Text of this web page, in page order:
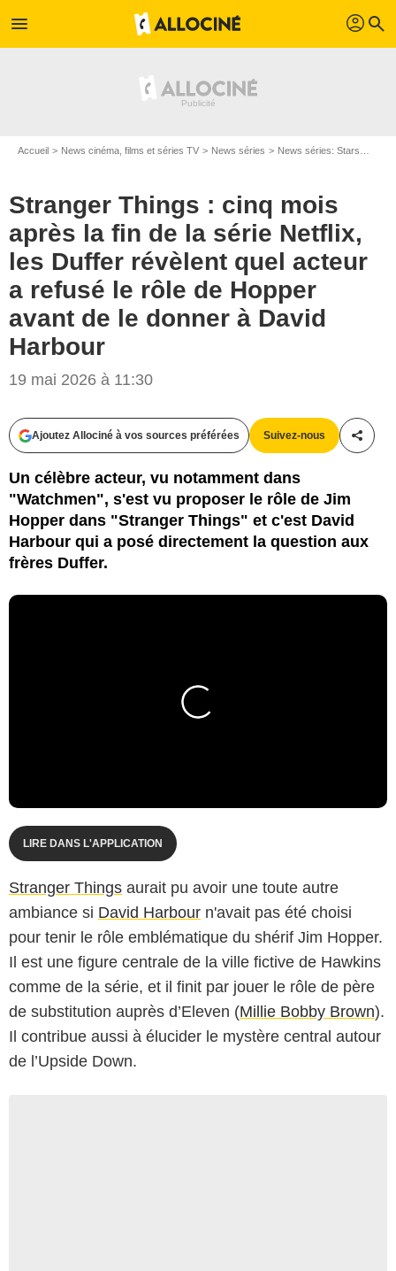
menu profil search
Accueil News cinéma, films et séries TV News séries News séries: Stars
Stranger Things : cinq mois
après la fin de la série Netflix,
les Duffer révèlent quel acteur
a refusé le rôle de Hopper
avant de le donner à David
Harbour
19 mai 2026 à 11:30
Ajoutez Allociné à vos sources préférées Suivez-nous
Un célèbre acteur, vu notamment dans
"Watchmen", s'est vu proposer le rôle de Jim
Hopper dans "Stranger Things" et c'est David
Harbour qui a posé directement la question aux
frères Duffer.
LIRE DANS L'APPLICATION
Stranger Things aurait pu avoir une toute autre
ambiance si David Harbour n'avait pas été choisi
pour tenir le rôle emblématique du shérif Jim Hopper.
Il est une figure centrale de la ville fictive de Hawkins
comme de la série, et il finit par jouer le rôle de père
de substitution auprès d’Eleven (Millie Bobby Brown).
Il contribue aussi à élucider le mystère central autour
de l’Upside Down.